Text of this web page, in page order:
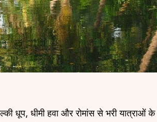
धूप, धीमी हवा और रोमांस से भरी यात्राओं के